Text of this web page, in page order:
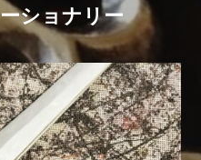
ショナリー